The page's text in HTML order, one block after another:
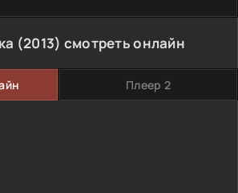
(2013) смотреть онлайн
Плеер 2